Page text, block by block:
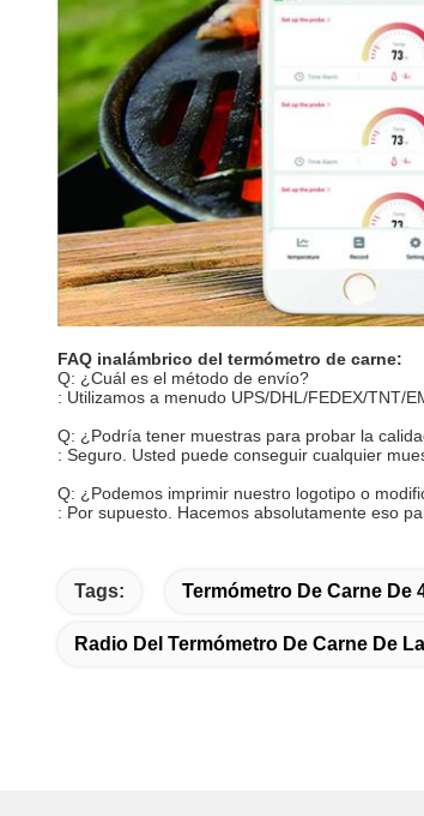
FAQ inalámbrico del termómetro de carne:
Q: ¿Cuál es el método de envío?
: Utilizamos a menudo UPS/DHL/FEDEX/TNT/
Q: ¿Podría tener muestras para probar la
: Seguro. Usted puede conseguir cualquier
Q: ¿Podemos imprimir nuestro logotipo o
: Por supuesto. Hacemos absolutamente eso
Tags: Termómetro De Carne De
Radio Del Termómetro De Carne De